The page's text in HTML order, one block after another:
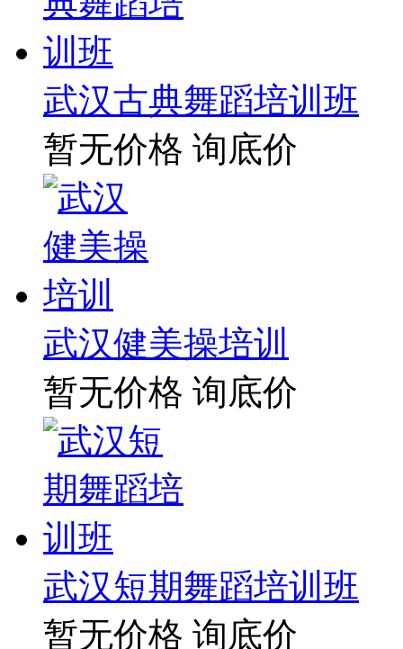
武汉古典舞蹈培训班
暂无价格 询底价
武汉健美操培训
暂无价格 询底价
武汉短期舞蹈培训班
暂无价格 询底价